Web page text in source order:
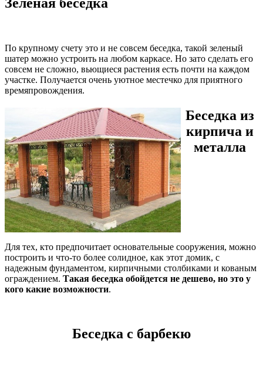
По крупному счету это и не совсем беседка, такой зеленый
шатер можно устроить на любом каркасе. Но зато сделать его
совсем не сложно, вьющиеся растения есть почти на каждом
участке. Получается очень уютное местечко для приятного
времяпровождения.
Беседка из
кирпича и
металла
Для тех, кто предпочитает основательные сооружения, можно
построить и что-то более солидное, как этот домик, с
надежным фундаментом, кирпичными столбиками и кованым
ограждением. Такая беседка обойдется не дешево, но это у
кого какие возможности.
Беседка с барбекю